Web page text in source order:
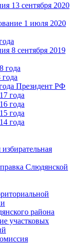
13 сентября 2020
1 июля 2020
8 сентября 2019
года
Президент РФ
года
года
года
года
Слюдянской
района
участковых